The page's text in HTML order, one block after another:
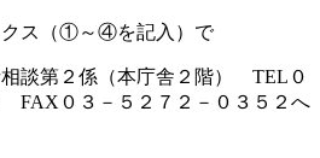
クス（①～④を記入）で
談第２係（本庁舎２階） TEL０
FAX０３－５２７２－０３５２へ